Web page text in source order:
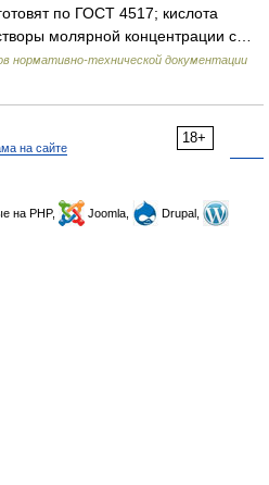
по ГОСТ 4517; кислота
молярной концентрации с…
нормативно-технической документации
18+
на сайте
на PHP, Joomla,
Drupal,